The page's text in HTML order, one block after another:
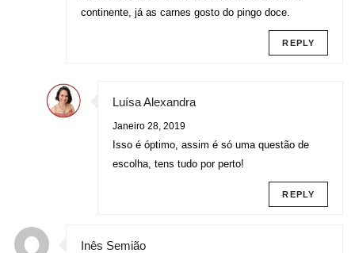
continente, já as carnes gosto do pingo doce.
REPLY
Luísa Alexandra
Janeiro 28, 2019
Isso é óptimo, assim é só uma questão de
escolha, tens tudo por perto!
REPLY
Inês Semião